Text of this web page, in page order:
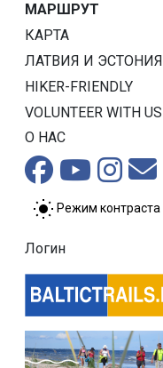
МАРШРУТ
КАРТА
ЛАТВИЯ И ЭСТОНИЯ
HIKER-FRIENDLY
VOLUNTEER WITH US
О НАС
Режим контраста
Логин